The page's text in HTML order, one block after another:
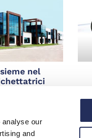
analyse our
and
nel